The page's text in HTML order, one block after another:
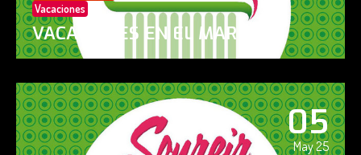
Vacaciones
VACACIONES EN EL MAR
05
May 25